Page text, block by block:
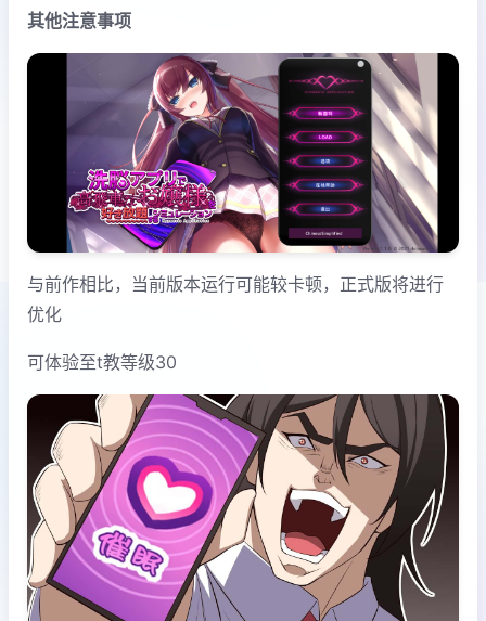
其他注意事项
与前作相比，当前版本运行可能较卡顿，正式版将进行
优化
可体验至t教等级30